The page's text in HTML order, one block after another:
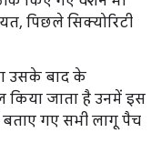
पिछले सिक्योरिटी
उसके बाद के
किया जाता है उनमें इस
गए सभी लागू पैच